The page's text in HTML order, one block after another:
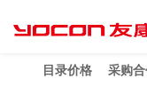
目录价格 采购